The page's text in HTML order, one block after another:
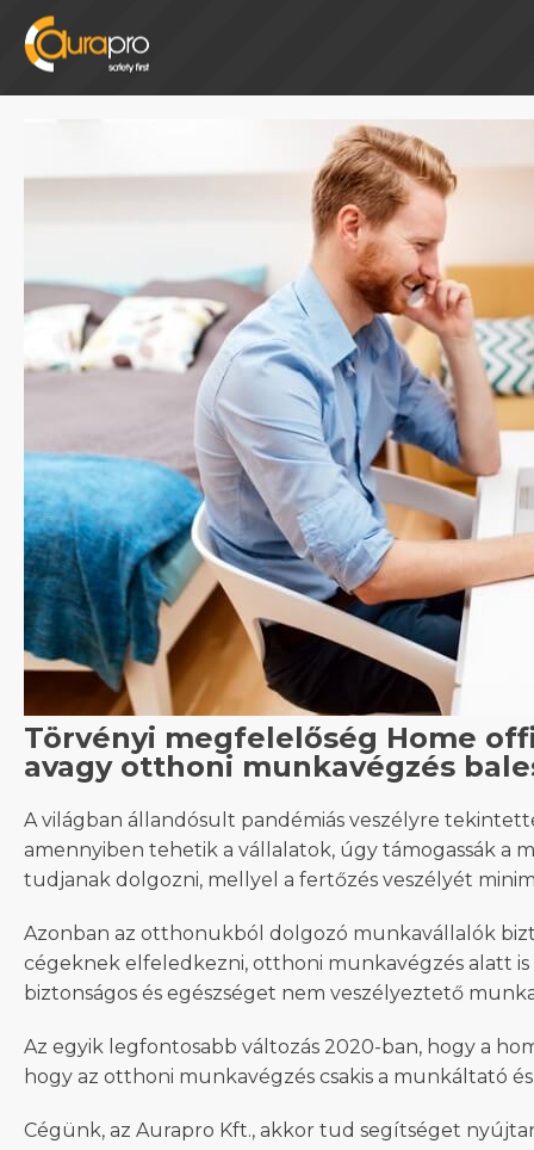
Törvényi megfelelőség Home
avagy otthoni munkavégzés
A világban állandósult pandémiás veszélyre
amennyiben tehetik a vállalatok, úgy támogassák a
tudjanak dolgozni, mellyel a fertőzés veszélyét
Azonban az otthonukból dolgozó munkavállalók
cégeknek elfeledkezni, otthoni munkavégzés alatt
biztonságos és egészséget nem veszélyeztető
Az egyik legfontosabb változás 2020-ban, hogy a
hogy az otthoni munkavégzés csakis a munkáltató
Cégünk, az Aurapro Kft., akkor tud segítséget